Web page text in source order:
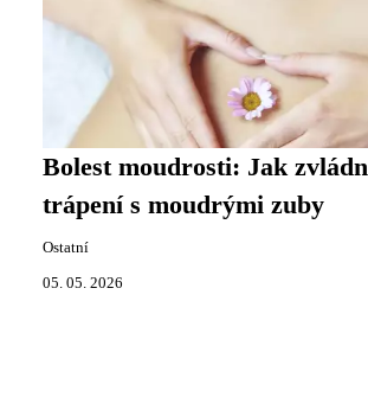
Bolest moudrosti: Jak
trápení s moudrými zuby
Ostatní
05. 05. 2026